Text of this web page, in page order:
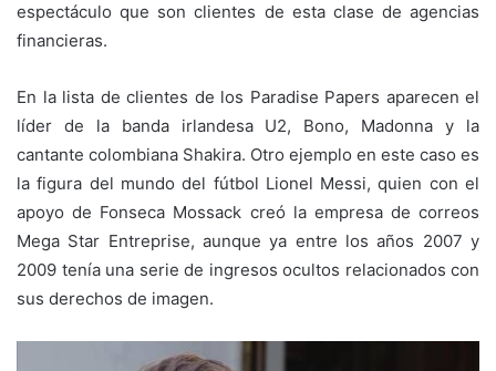
espectáculo que son clientes de esta clase de agencias
financieras.
En la lista de clientes de los Paradise Papers aparecen el
líder de la banda irlandesa U2, Bono, Madonna y la
cantante colombiana Shakira. Otro ejemplo en este caso es
la figura del mundo del fútbol Lionel Messi, quien con el
apoyo de Fonseca Mossack creó la empresa de correos
Mega Star Entreprise, aunque ya entre los años 2007 y
2009 tenía una serie de ingresos ocultos relacionados con
sus derechos de imagen.